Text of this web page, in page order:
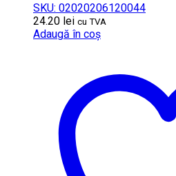
SKU: 02020206120044
24.20 lei cu TVA
Adaugă în coș